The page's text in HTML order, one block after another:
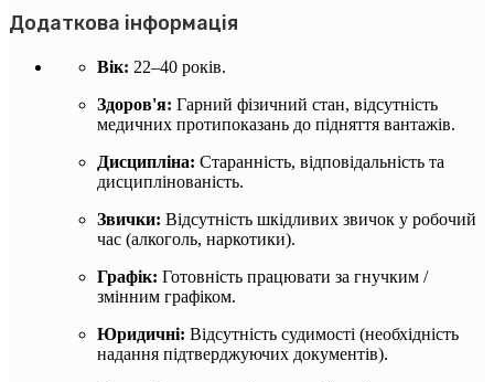
Додаткова інформація
Вік: 22–40 років.
Здоров'я: Гарний фізичний стан, відсутність
медичних протипоказань до підняття вантажів.
Дисципліна: Старанність, відповідальність та
дисциплінованість.
Звички: Відсутність шкідливих звичок у робочий
час (алкоголь, наркотики).
Графік: Готовність працювати за гнучким /
змінним графіком.
Юридичні: Відсутність судимості (необхідність
надання підтверджуючих документів).